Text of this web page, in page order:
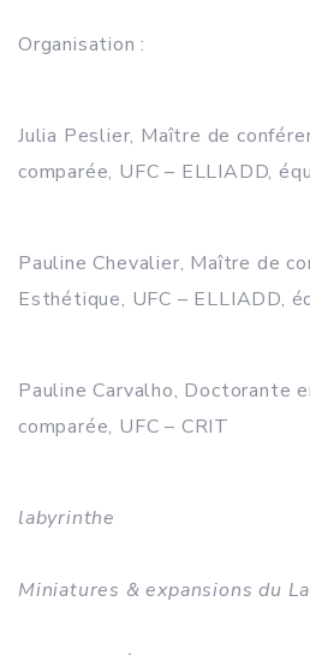
Organisation :
Julia Peslier, Maître de
comparée, UFC – ELLIADD,
Pauline Chevalier, Maître de
Esthétique, UFC – ELLIADD,
Pauline Carvalho, Doctorante
comparée, UFC – CRIT
labyrinthe
Miniatures & expansions du